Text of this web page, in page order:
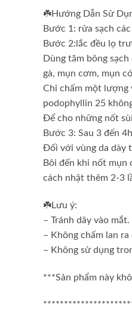
☘️Hướng Dẫn Sử
Bước 1: rửa sạch
Bước 2:lắc đều lọ
Dùng tăm bông
gà, mụn cơm, mụn
Chỉ chấm một lượng
podophyllin 25
Để cho những nốt
Bước 3: Sau 3 đến
Đối với vùng da dày
Bôi đến khi nốt mụn
cách nhật thêm 2-3
☘️Lưu ý:
– Tránh dây vào mắt.
– Không chấm lan ra
– Không sử dụng
***Sản phẩm này